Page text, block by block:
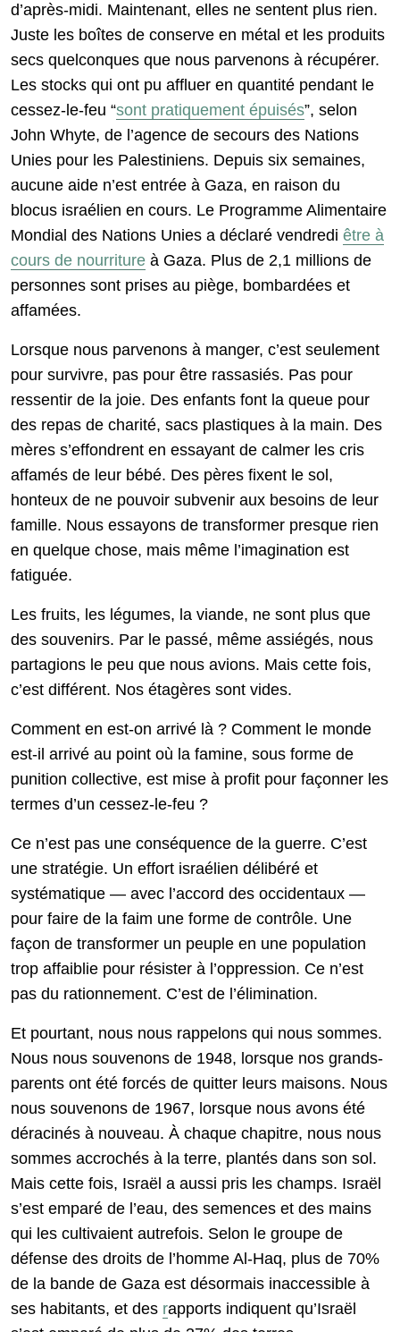
d’après-midi. Maintenant, elles ne sentent plus rien.
Juste les boîtes de conserve en métal et les produits
secs quelconques que nous parvenons à récupérer.
Les stocks qui ont pu affluer en quantité pendant le
cessez-le-feu “sont pratiquement épuisés”, selon
John Whyte, de l’agence de secours des Nations
Unies pour les Palestiniens. Depuis six semaines,
aucune aide n’est entrée à Gaza, en raison du
blocus israélien en cours. Le Programme Alimentaire
Mondial des Nations Unies a déclaré vendredi être à
cours de nourriture à Gaza. Plus de 2,1 millions de
personnes sont prises au piège, bombardées et
affamées.
Lorsque nous parvenons à manger, c’est seulement
pour survivre, pas pour être rassasiés. Pas pour
ressentir de la joie. Des enfants font la queue pour
des repas de charité, sacs plastiques à la main. Des
mères s’effondrent en essayant de calmer les cris
affamés de leur bébé. Des pères fixent le sol,
honteux de ne pouvoir subvenir aux besoins de leur
famille. Nous essayons de transformer presque rien
en quelque chose, mais même l’imagination est
fatiguée.
Les fruits, les légumes, la viande, ne sont plus que
des souvenirs. Par le passé, même assiégés, nous
partagions le peu que nous avions. Mais cette fois,
c’est différent. Nos étagères sont vides.
Comment en est-on arrivé là ? Comment le monde
est-il arrivé au point où la famine, sous forme de
punition collective, est mise à profit pour façonner les
termes d’un cessez-le-feu ?
Ce n’est pas une conséquence de la guerre. C’est
une stratégie. Un effort israélien délibéré et
systématique — avec l’accord des occidentaux —
pour faire de la faim une forme de contrôle. Une
façon de transformer un peuple en une population
trop affaiblie pour résister à l’oppression. Ce n’est
pas du rationnement. C’est de l’élimination.
Et pourtant, nous nous rappelons qui nous sommes.
Nous nous souvenons de 1948, lorsque nos grands-
parents ont été forcés de quitter leurs maisons. Nous
nous souvenons de 1967, lorsque nous avons été
déracinés à nouveau. À chaque chapitre, nous nous
sommes accrochés à la terre, plantés dans son sol.
Mais cette fois, Israël a aussi pris les champs. Israël
s’est emparé de l’eau, des semences et des mains
qui les cultivaient autrefois. Selon le groupe de
défense des droits de l’homme Al-Haq, plus de 70%
de la bande de Gaza est désormais inaccessible à
ses habitants, et des rapports indiquent qu’Israël